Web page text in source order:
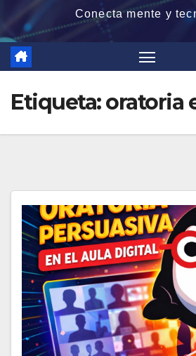
Conecta mente y
Etiqueta:oratoria